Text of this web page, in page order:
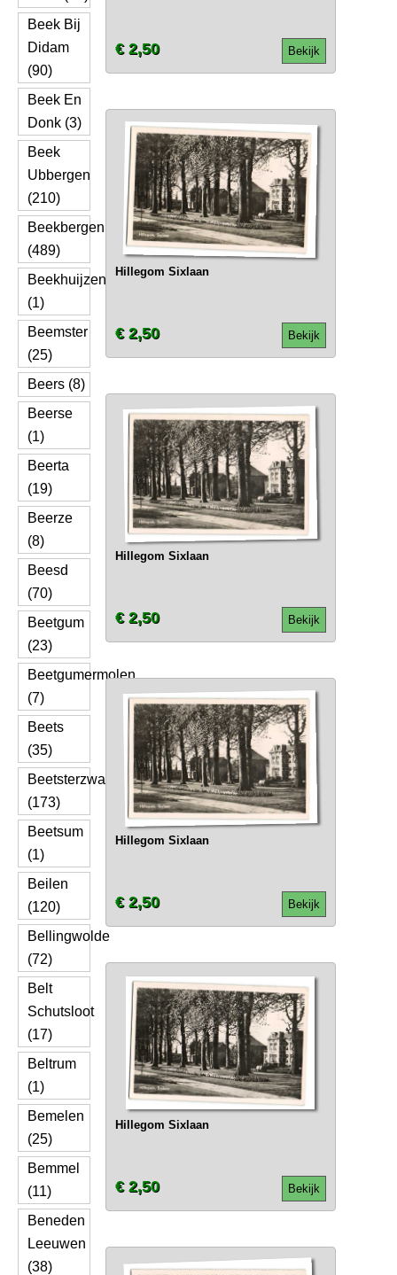
Beek Bij
Didam
(90)
Beek En
Donk (3)
Beek
Ubbergen
(210)
Beekbergen
(489)
Beekhuijzen
(1)
Beemster
(25)
Beers (8)
Beerse
(1)
Beerta
(19)
Beerze
(8)
Beesd
(70)
Beetgum
(23)
Beetgumermolen
(7)
Beets
(35)
Beetsterzwaag
(173)
Beetsum
(1)
Beilen
(120)
Bellingwolde
(72)
Belt
Schutsloot
(17)
Beltrum
(1)
Bemelen
(25)
Bemmel
(11)
Beneden
Leeuwen
(38)
Bekijk
€ 2,50
Hillegom Sixlaan
Bekijk
€ 2,50
Hillegom Sixlaan
Bekijk
€ 2,50
Hillegom Sixlaan
Bekijk
€ 2,50
Hillegom Sixlaan
Bekijk
€ 2,50